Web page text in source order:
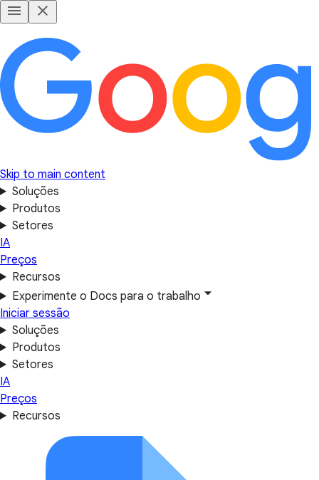
Skip to main content
Soluções
Produtos
Setores
IA
Preços
Recursos
Experimente o Docs para o trabalho
Iniciar sessão
Soluções
Produtos
Setores
IA
Preços
Recursos